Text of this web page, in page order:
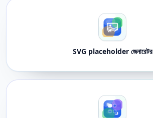
SVG placeholder জেনারেটর